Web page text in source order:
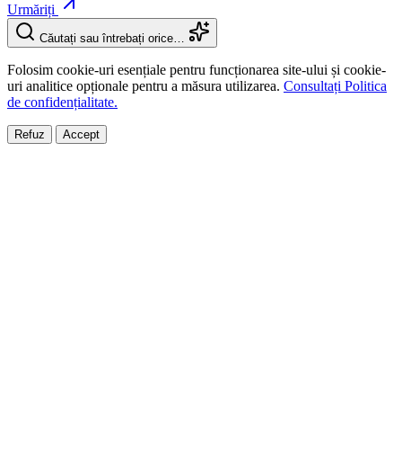
Urmăriți
Căutați sau întrebați orice…
Folosim cookie-uri esențiale pentru funcționarea site-ului și cookie-
uri analitice opționale pentru a măsura utilizarea. Consultați Politica
de confidențialitate.
Refuz Accept